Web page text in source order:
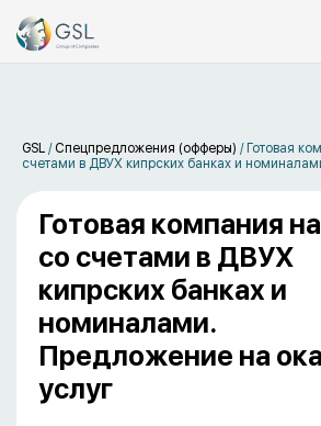
GSL / Спецпредложения (офферы) / Готовая
счетами в ДВУХ кипрских банках и
Готовая компания
со счетами в ДВУХ
кипрских банках и
номиналами.
Предложение на
услуг